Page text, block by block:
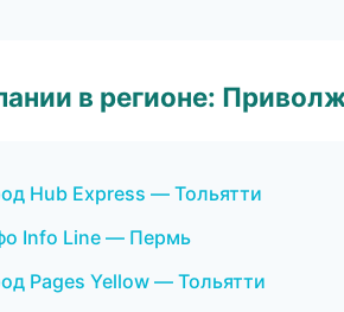
в регионе:
Hub Express — Тольятти
Info Line — Пермь
Pages Yellow — Тольятти